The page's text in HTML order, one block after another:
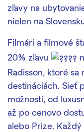
zľavy na
nielen na
Filmári a filmové
20% zľavu
Radisson, ktoré sa
destináciách. Sieť
možností, od
až po cenovo
alebo Prize.